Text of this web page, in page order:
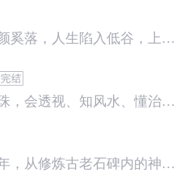
凌志远遭上司打压，遇红颜奚落，人生陷入低谷，上帝在关上一扇门的同时，势必会留下一扇窗，面对稍纵即逝的机会，他果断出手了……
房产销售员顾铭得先天神珠，会透视、知风水、懂治病、有神通，开始逆袭人生。
一个从边陲小城走出的少年，从修炼古老石碑内的神秘一式开始，一路高歌狂飙，打造一片属于自己的天下……